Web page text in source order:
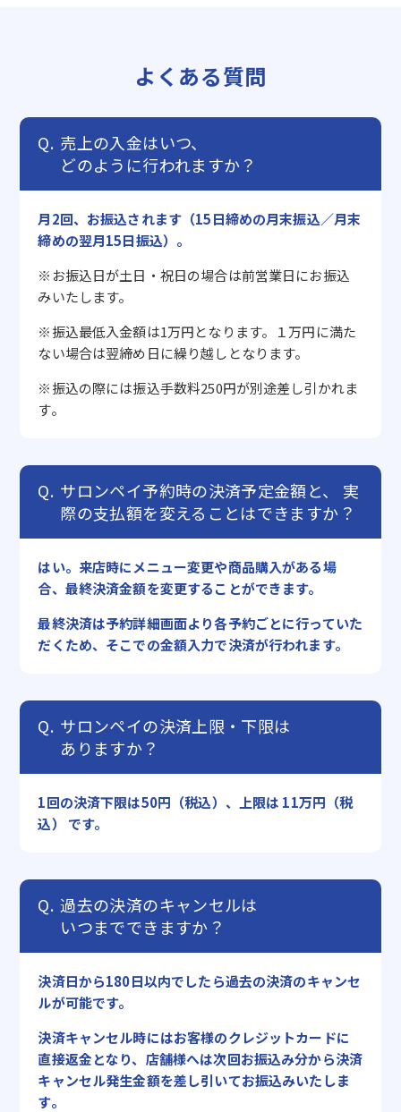
よくある質問
売上の入金はいつ、
どのように行われますか？
月2回、お振込されます（15日締めの月末振込／月末
締めの翌月15日振込）。
※お振込日が土日・祝日の場合は前営業日にお振込
みいたします。
※振込最低入金額は1万円となります。１万円に満た
ない場合は翌締め日に繰り越しとなります。
※振込の際には振込手数料250円が別途差し引かれま
す。
サロンペイ予約時の決済予定金額と、
実
際の支払額を変えることはできますか？
はい。来店時にメニュー変更や商品購入がある場
合、最終決済金額を変更することができます。
最終決済は予約詳細画面より各予約ごとに行っていた
だくため、そこでの金額入力で決済が行われます。
サロンペイの決済上限・下限は
ありますか？
1回の決済下限は50円（税込）、上限は 11万円（税
込） です。
過去の決済のキャンセルは
いつまでできますか？
決済日から180日以内でしたら過去の決済のキャンセ
ルが可能です。
決済キャンセル時にはお客様のクレジットカードに
直接返金となり、店舗様へは次回お振込み分から決済
キャンセル発生金額を差し引いてお振込みいたしま
す。